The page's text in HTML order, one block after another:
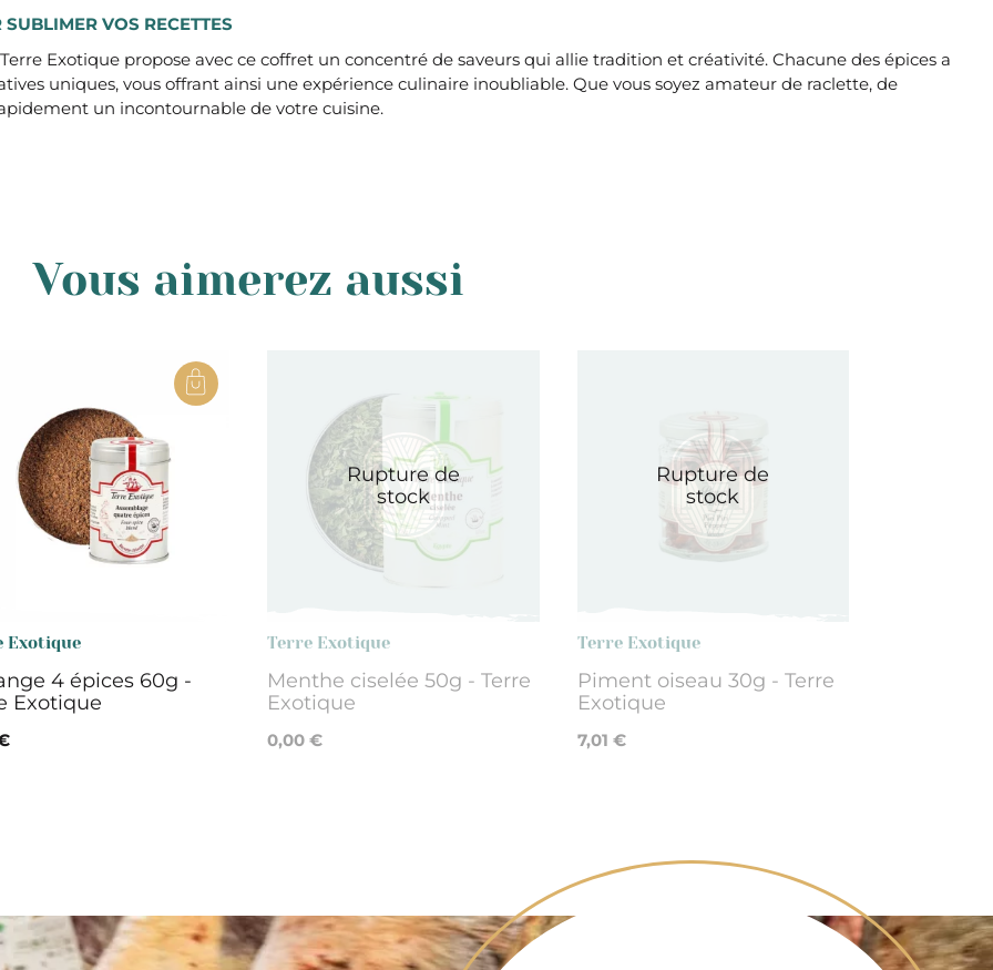
VOS RECETTES
Exotique propose avec ce coffret un concentré de saveurs qui allie tradition et créativité. Chacune des épices a
uniques, vous offrant ainsi une expérience culinaire inoubliable. Que vous soyez amateur de raclette, de
un incontournable de votre cuisine.
Vous aimerez aussi
Exotique
4 épices 60g -
Exotique
Rupture de
stock
Terre Exotique
Menthe ciselée 50g - Terre
Exotique
0,00 €
Rupture de
stock
Terre Exotique
Piment oiseau 30g - Terre
Exotique
7,01 €